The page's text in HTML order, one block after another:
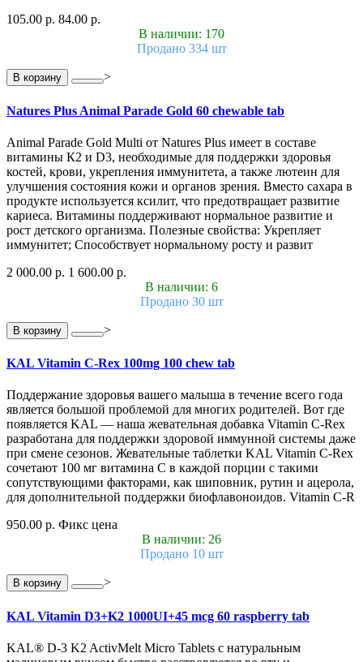
105.00 р. 84.00 р.
В наличии: 170
Продано 334 шт
В корзину >
Natures Plus Animal Parade Gold 60 chewable tab
Animal Parade Gold Multi от Natures Plus имеет в составе
витамины К2 и D3, необходимые для поддержки здоровья
костей, крови, укрепления иммунитета, а также лютеин для
улучшения состояния кожи и органов зрения. Вместо сахара в
продукте используется ксилит, что предотвращает развитие
кариеса. Витамины поддерживают нормальное развитие и
рост детского организма. Полезные свойства: Укрепляет
иммунитет; Способствует нормальному росту и развит
2 000.00 р. 1 600.00 р.
В наличии: 6
Продано 30 шт
В корзину >
KAL Vitamin C-Rex 100mg 100 chew tab
Поддержание здоровья вашего малыша в течение всего года
является большой проблемой для многих родителей. Вот где
появляется KAL — наша жевательная добавка Vitamin C-Rex
разработана для поддержки здоровой иммунной системы даже
при смене сезонов. Жевательные таблетки KAL Vitamin C-Rex
сочетают 100 мг витамина C в каждой порции с такими
сопутствующими факторами, как шиповник, рутин и ацерола,
для дополнительной поддержки биофлавоноидов. Vitamin C-R
950.00 р. Фикс цена
В наличии: 26
Продано 10 шт
В корзину >
KAL Vitamin D3+K2 1000UI+45 mcg 60 raspberry tab
KAL® D-3 K2 ActivMelt Micro Tablets с натуральным